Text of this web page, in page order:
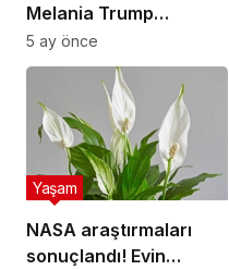
Melania Trump
popülerlik
sıralamasında sondan
5 ay önce
NASA araştırmaları
sonuçlandı! Evin
Yaşam